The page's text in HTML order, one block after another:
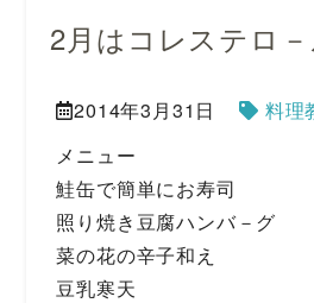
2月はコレステロ
2014年3月31日
料理
メニュー
鮭缶で簡単にお寿司
照り焼き豆腐ハンバ－グ
菜の花の辛子和え
豆乳寒天